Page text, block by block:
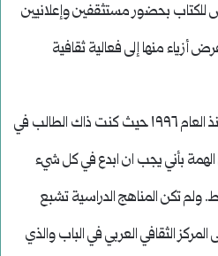
للكتاب بحضور مستثقفين وإعلانيين
منها إلى فعالية ثقافية
يقودني هذا الواقع إلى ذكريات منذ العام ١٩٩٦ حيث كنت ذاك الطالب في
بأني يجب ان ابدع في كل شيء
تكن المناهج الدراسية تشبع
الثقافي العربي في الباب والذي